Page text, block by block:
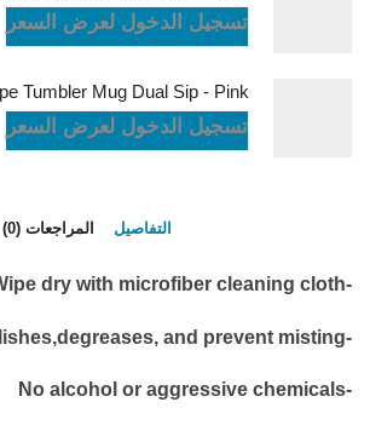
تسجيل الدخول لعرض السعر
تسجيل الدخول لعرض السعر
التفاصيل المراجعات (0)
-Wipe dry with microfiber cleaning cloth
-Cleans, polishes,degreases, and prevent misting
-No alcohol or aggressive chemicals